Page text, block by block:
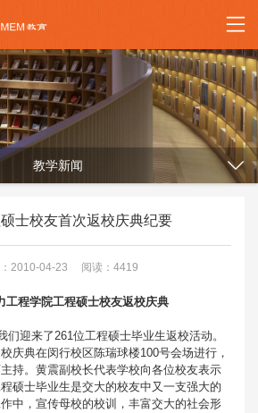
教学新闻
士校友首次返校庆典纪要
：2010-04-23 阅读：4419
工程学院工程硕士校友返校庆典
们迎来了261位工程硕士毕业生返校活动。
庆典在闵行校区陈瑞球楼100号会场进行，
持。黄震副校长代表学校向各位校友表示
硕士毕业生是交大的校友中又一支强大的
中，宣传母校的校训，丰富交大的社会形